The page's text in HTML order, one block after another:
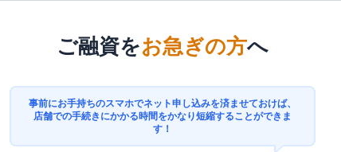
ご融資をお急ぎの方へ
事前にお手持ちのスマホでネット申し込みを済ませておけば、
店舗での手続きにかかる時間をかなり短縮することができま
す！